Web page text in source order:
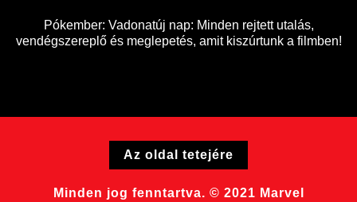
Pókember: Vadonatúj nap: Minden rejtett utalás,
vendégszereplő és meglepetés, amit kiszúrtunk a filmben!
Minden jog fenntartva. © 2021 Marvel
Az oldal tetejére